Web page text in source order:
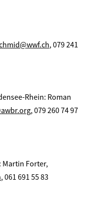
, 079 241
Rhein: Roman
, 079 260 74 97
Forter,
, 061 691 55 83